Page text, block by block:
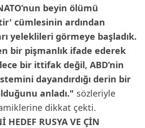
beyin ölümü
cümlesinin ardından
yeleklileri görmeye başladık.
bir pişmanlık ifade ederek
bir ittifak değil, ABD’nin
dayandırdığı derin bir
anladı." sözleriyle
dikkat çekti.
HEDEF RUSYA VE ÇİN